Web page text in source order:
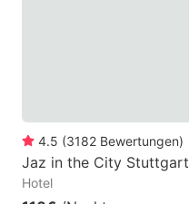
4.5 (3182 Bewertungen)
Jaz in the City Stuttgart
Hotel